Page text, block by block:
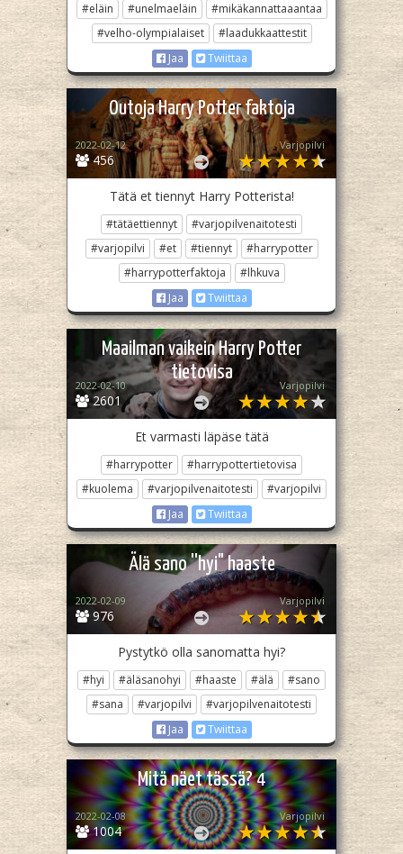
#eläin
#unelmaeläin
#mikäkannattaaantaa
#velho-olympialaiset
#laadukkaattestit
Jaa
Twiittaa
Outoja Harry Potter faktoja
456
2022-02-12 Varjopilvi
Tätä et tiennyt Harry Potterista!
#tätäettiennyt
#varjopilvenaitotesti
#varjopilvi
#et #tiennyt
#harrypotter
#harrypotterfaktoja
#lhkuva
Jaa
Twiittaa
Maailman vaikein Harry Potter
tietovisa
2601
2022-02-10 Varjopilvi
Et varmasti läpäse tätä
#harrypotter
#harrypottertietovisa
#kuolema
#varjopilvenaitotesti
#varjopilvi
Jaa
Twiittaa
Älä sano ''hyi" haaste
976
2022-02-09 Varjopilvi
Pystytkö olla sanomatta hyi?
#hyi #äläsanohyi #haaste #älä
#sano
#sana
#varjopilvi
#varjopilvenaitotesti
Jaa
Twiittaa
Mitä näet tässä? 4
1004
2022-02-08 Varjopilvi